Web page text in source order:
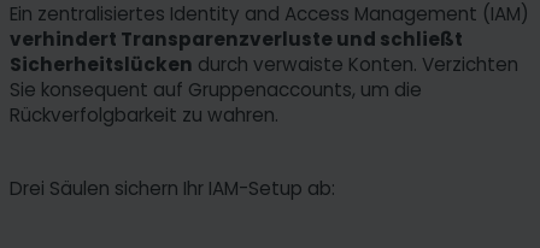
Ein zentralisiertes Identity and Access Management (IAM)
verhindert Transparenzverluste und schließt
Sicherheitslücken durch verwaiste Konten. Verzichten
Sie konsequent auf Gruppenaccounts, um die
Rückverfolgbarkeit zu wahren.
Drei Säulen sichern Ihr IAM-Setup ab: